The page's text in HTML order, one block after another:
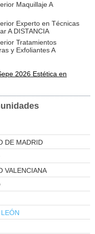
Maquillaje A
Experto en Técnicas
A DISTANCIA
Tratamientos
y Exfoliantes A
2026 Estética en
DE MADRID
VALENCIANA